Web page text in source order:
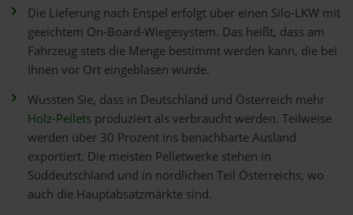
Die Lieferung nach Enspel erfolgt über einen Silo-LKW mit
geeichtem On-Board-Wiegesystem. Das heißt, dass am
Fahrzeug stets die Menge bestimmt werden kann, die bei
Ihnen vor Ort eingeblasen wurde.
Wussten Sie, dass in Deutschland und Österreich mehr
Holz-Pellets produziert als verbraucht werden. Teilweise
werden über 30 Prozent ins benachbarte Ausland
exportiert. Die meisten Pelletwerke stehen in
Süddeutschland und in nördlichen Teil Österreichs, wo
auch die Hauptabsatzmärkte sind.